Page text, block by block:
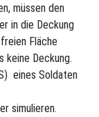
müssen den
in die Deckung
Fläche
keine Deckung.
eines Soldaten
simulieren.